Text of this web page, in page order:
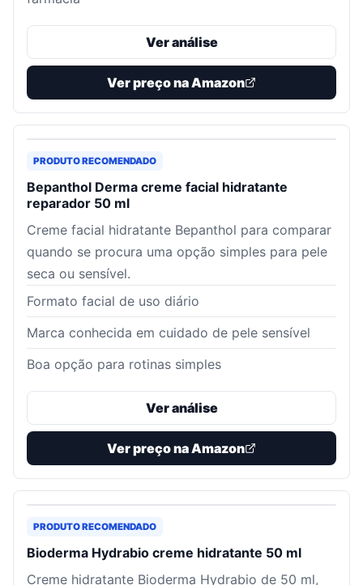
Ver análise
Ver preço na Amazon
PRODUTO RECOMENDADO
Bepanthol Derma creme facial hidratante
reparador 50 ml
Creme facial hidratante Bepanthol para comparar
quando se procura uma opção simples para pele
seca ou sensível.
Formato facial de uso diário
Marca conhecida em cuidado de pele sensível
Boa opção para rotinas simples
Ver análise
Ver preço na Amazon
PRODUTO RECOMENDADO
Bioderma Hydrabio creme hidratante 50 ml
Creme hidratante Bioderma Hydrabio de 50 ml,